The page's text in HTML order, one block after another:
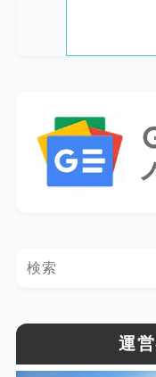
運